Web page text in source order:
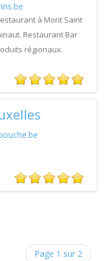
à Mont Saint
Restaurant Bar
régionaux.
Page 1 sur 2